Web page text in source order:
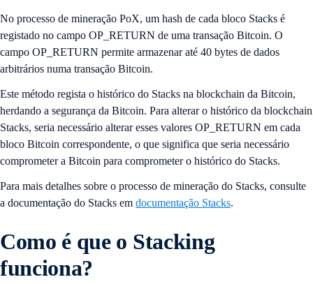
No processo de mineração PoX, um hash de cada bloco Stacks é
registado no campo OP_RETURN de uma transação Bitcoin. O
campo OP_RETURN permite armazenar até 40 bytes de dados
arbitrários numa transação Bitcoin.
Este método regista o histórico do Stacks na blockchain da Bitcoin,
herdando a segurança da Bitcoin. Para alterar o histórico da blockchain
Stacks, seria necessário alterar esses valores OP_RETURN em cada
bloco Bitcoin correspondente, o que significa que seria necessário
comprometer a Bitcoin para comprometer o histórico do Stacks.
Para mais detalhes sobre o processo de mineração do Stacks, consulte
a documentação do Stacks em documentação Stacks.
Como é que o Stacking
funciona?